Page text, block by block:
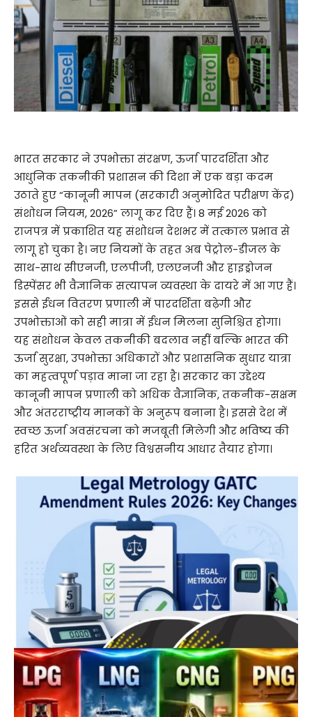
भारत सरकार ने उपभोक्ता संरक्षण, ऊर्जा पारदर्शिता और
आधुनिक तकनीकी प्रशासन की दिशा में एक बड़ा कदम
उठाते हुए “कानूनी मापन (सरकारी अनुमोदित परीक्षण केंद्र)
संशोधन नियम, 2026” लागू कर दिए हैं। 8 मई 2026 को
राजपत्र में प्रकाशित यह संशोधन देशभर में तत्काल प्रभाव से
लागू हो चुका है। नए नियमों के तहत अब पेट्रोल-डीजल के
साथ-साथ सीएनजी, एलपीजी, एलएनजी और हाइड्रोजन
डिस्पेंसर भी वैज्ञानिक सत्यापन व्यवस्था के दायरे में आ गए हैं।
इससे ईंधन वितरण प्रणाली में पारदर्शिता बढ़ेगी और
उपभोक्ताओं को सही मात्रा में ईंधन मिलना सुनिश्चित होगा।
यह संशोधन केवल तकनीकी बदलाव नहीं बल्कि भारत की
ऊर्जा सुरक्षा, उपभोक्ता अधिकारों और प्रशासनिक सुधार यात्रा
का महत्वपूर्ण पड़ाव माना जा रहा है। सरकार का उद्देश्य
कानूनी मापन प्रणाली को अधिक वैज्ञानिक, तकनीक-सक्षम
और अंतरराष्ट्रीय मानकों के अनुरूप बनाना है। इससे देश में
स्वच्छ ऊर्जा अवसंरचना को मजबूती मिलेगी और भविष्य की
हरित अर्थव्यवस्था के लिए विश्वसनीय आधार तैयार होगा।